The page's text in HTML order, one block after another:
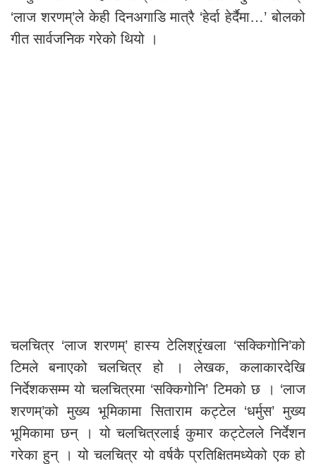
‘लाज शरणम्’ले केही दिनअगाडि मात्रै ‘हेर्दा हेर्दैमा…’ बोलको
गीत सार्वजनिक गरेको थियो ।
चलचित्र ‘लाज शरणम्’ हास्य टेलिश्रृंखला ‘सक्किगोनि’को
टिमले बनाएको चलचित्र हो । लेखक, कलाकारदेखि
निर्देशकसम्म यो चलचित्रमा ‘सक्किगोनि’ टिमको छ । ‘लाज
शरणम्’को मुख्य भूमिकामा सिताराम कट्टेल ‘धर्मुस’ मुख्य
भूमिकामा छन् । यो चलचित्रलाई कुमार कट्टेलले निर्देशन
गरेका हुन् । यो चलचित्र यो वर्षकै प्रतिक्षितमध्येको एक हो